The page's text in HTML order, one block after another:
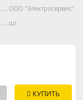
ООО "Электросервис"
шт
КУПИТЬ